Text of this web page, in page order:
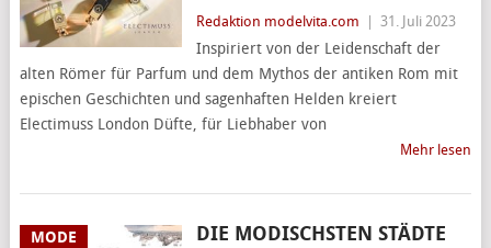
Redaktion modelvita.com 31. Juli 2023
Inspiriert von der Leidenschaft der
alten Römer für Parfum und dem Mythos der antiken Rom mit
epischen Geschichten und sagenhaften Helden kreiert
Electimuss London Düfte, für Liebhaber von
Mehr lesen
MODE
DIE MODISCHSTEN STÄDTE